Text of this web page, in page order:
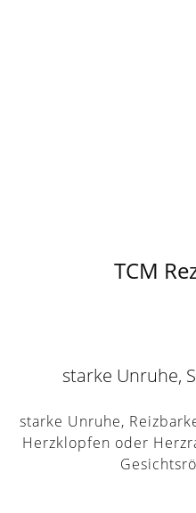
TCM
starke Unruhe,
starke Unruhe,
Herzklopfen oder